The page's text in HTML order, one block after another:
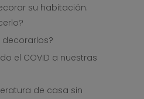
su habitación.
decorarlos?
el COVID a nuestras
de casa sin